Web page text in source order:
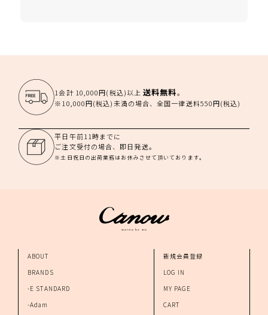
1会計 10,000円(税込)以上送料無料。
※10,000円(税込)未満の場合、全国一律送料550円(税込)
平日午前11時までに
ご注文受付の場合、即日発送。
※土日祝日の出荷業務はお休みさせて頂いております。
ABOUT
BRANDS
-E STANDARD
-Adam
新規会員登録
LOG IN
MY PAGE
CART